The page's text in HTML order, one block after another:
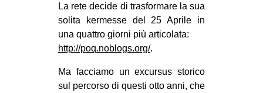
AMERICHE
ESTREMO ORIENTE
EUROPA
MEDIO ORIENTE
MONDO
La rete decide di trasformare la sua
solita kermesse del 25 Aprile in
una quattro giorni più articolata:
http://poq.noblogs.org/.
Ma facciamo un excursus storico
sul percorso di questi otto anni, che